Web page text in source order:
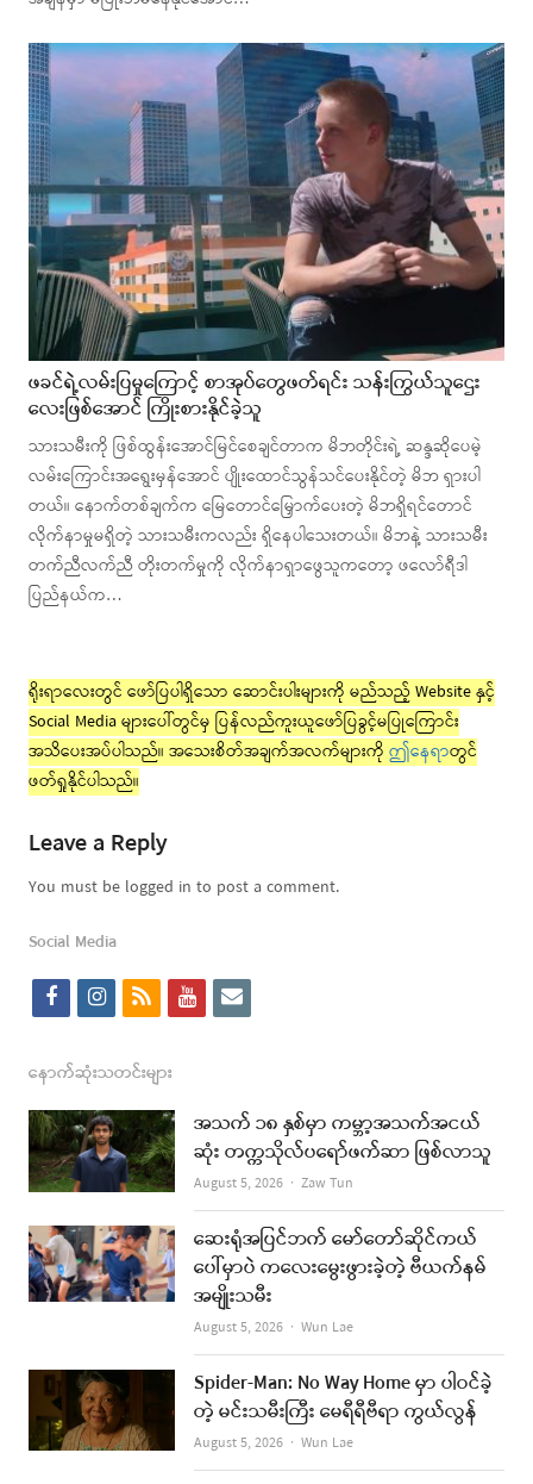
ဖခင်ရဲ့လမ်းပြမှုကြောင့် စာအုပ်တွေဖတ်ရင်း သန်းကြွယ်သူဌေး
လေးဖြစ်အောင် ကြိုးစားနိုင်ခဲ့သူ
သားသမီးကို ဖြစ်ထွန်းအောင်မြင်စေချင်တာက မိဘတိုင်းရဲ့ ဆန္ဒဆိုပေမဲ့
လမ်းကြောင်းအရွေးမှန်အောင် ပျိုးထောင်သွန်သင်ပေးနိုင်တဲ့ မိဘ ရှားပါ
တယ်။ နောက်တစ်ချက်က မြေတောင်မြှောက်ပေးတဲ့ မိဘရှိရင်တောင်
လိုက်နာမှုမရှိတဲ့ သားသမီးကလည်း ရှိနေပါသေးတယ်။ မိဘနဲ့ သားသမီး
တက်ညီလက်ညီ တိုးတက်မှုကို လိုက်နာရှာဖွေသူကတော့ ဖလော်ရီဒါ
ပြည်နယ်က…
ရိုးရာလေးတွင် ဖော်ပြပါရှိသော ဆောင်းပါးများကို မည်သည့် Website နှင့်
Social Media များပေါ်တွင်မှ ပြန်လည်ကူးယူဖော်ပြခွင့်မပြုကြောင်း
အသိပေးအပ်ပါသည်။ အသေးစိတ်အချက်အလက်များကို ဤနေရာတွင်
ဖတ်ရှုနိုင်ပါသည်။
Leave a Reply
You must be logged in to post a comment.
Social Media
f
c
e
b
o
o
k
i
s
t
a
g
r
a
m
r
s
y
t
u
b
e
e
i
l
နောက်ဆုံးသတင်းများ
အသက် ၁၈ နှစ်မှာ ကမ္ဘာ့အသက်အငယ်
ဆုံး တက္ကသိုလ်ပရော်ဖက်ဆာ ဖြစ်လာသူ
August 5, 2026 Author
Zaw Tun
ဆေးရုံအပြင်ဘက် မော်တော်ဆိုင်ကယ်
ပေါ်မှာပဲ ကလေးမွေးဖွားခဲ့တဲ့ ဗီယက်နမ်
အမျိုးသမီး
August 5, 2026 Author
Wun Lae
Spider-Man: No Way Home မှာ ပါဝင်ခဲ့
တဲ့ မင်းသမီးကြီး မေရီရီဗီရာ ကွယ်လွန်
August 5, 2026 Author
Wun Lae